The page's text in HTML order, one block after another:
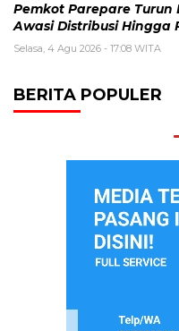
Pemkot Parepare Turun
Awasi Distribusi Hingga
Selasa, 4 Agu 2026 - 17:08 WITA
BERITA POPULER